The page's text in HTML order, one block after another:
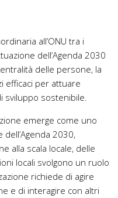
all’ONU tra i
dell’Agenda 2030
delle persone, la
efficaci per attuare
sviluppo sostenibile.
emerge come uno
dell’Agenda 2030,
alla scala locale, delle
locali svolgono un ruolo
richiede di agire
e di interagire con altri